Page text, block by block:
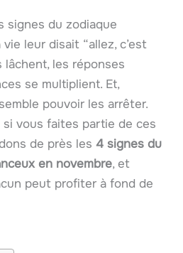
signes du zodiaque
leur disait “allez, c’est
lâchent, les réponses
se multiplient. Et,
pouvoir les arrêter.
vous faites partie de ces
de près les 4 signes du
en novembre, et
peut profiter à fond de